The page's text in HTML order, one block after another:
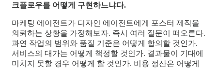
크플로우를 어떻게 구현하느냐다.
마케팅 에이전트가 디자인 에이전트에게 포스터 제작을
의뢰하는 상황을 가정해보자. 즉시 여러 질문이 떠오른다.
과연 작업의 범위와 품질 기준은 어떻게 합의할 것인가.
서비스의 대가는 어떻게 책정할 것인가. 결과물이 기대에
미치지 못할 경우 어떻게 할 것인가. 비용 정산은 어떻게